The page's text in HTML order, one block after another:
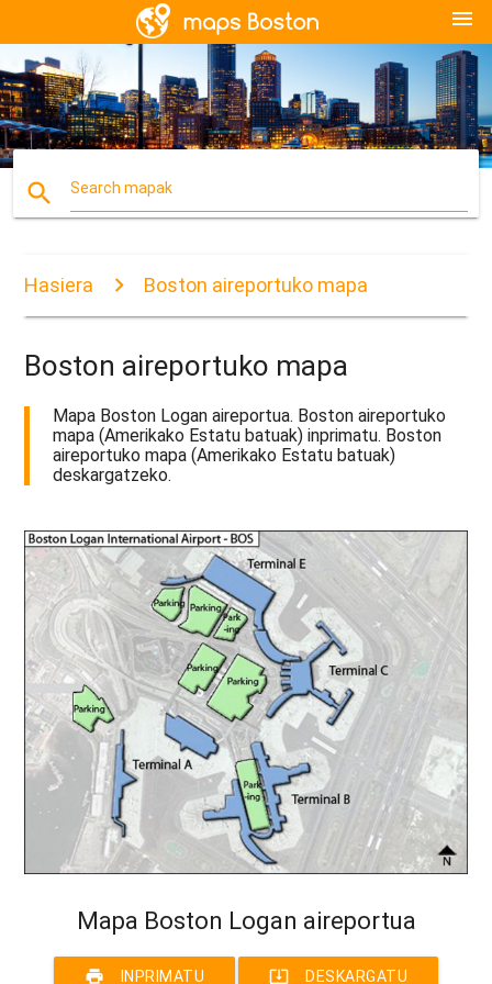
menu
search Search mapak
Hasiera Boston aireportuko mapa
Boston aireportuko mapa
Mapa Boston Logan aireportua. Boston aireportuko
mapa (Amerikako Estatu batuak) inprimatu. Boston
aireportuko mapa (Amerikako Estatu batuak)
deskargatzeko.
Mapa Boston Logan aireportua
print INPRIMATU system_update_alt DESKARGATU